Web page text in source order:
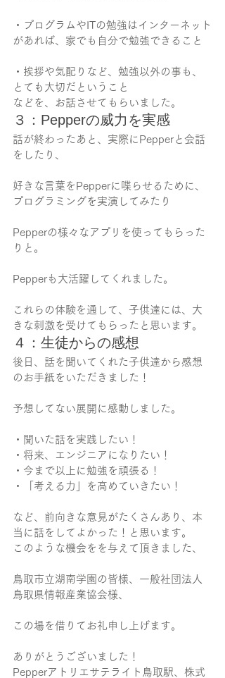
・プログラムやITの勉強はインターネット
があれば、家でも自分で勉強できること
・挨拶や気配りなど、勉強以外の事も、
とても大切だということ
などを、お話させてもらいました。
３：Pepperの威力を実感
話が終わったあと、実際にPepperと会話
をしたり、
好きな言葉をPepperに喋らせるために、
プログラミングを実演してみたり
Pepperの様々なアプリを使ってもらった
りと。
Pepperも大活躍してくれました。
これらの体験を通して、子供達には、大
きな刺激を受けてもらったと思います。
４：生徒からの感想
後日、話を聞いてくれた子供達から感想
のお手紙をいただきました！
予想してない展開に感動しました。
・聞いた話を実践したい！
・将来、エンジニアになりたい！
・今まで以上に勉強を頑張る！
・「考える力」を高めていきたい！
など、前向きな意見がたくさんあり、本
当に話をしてよかった！と思います。
このような機会をを与えて頂きました、
鳥取市立湖南学園の皆様、一般社団法人
鳥取県情報産業協会様、
この場を借りてお礼申し上げます。
ありがとうございました！
Pepperアトリエサテライト鳥取駅、株式